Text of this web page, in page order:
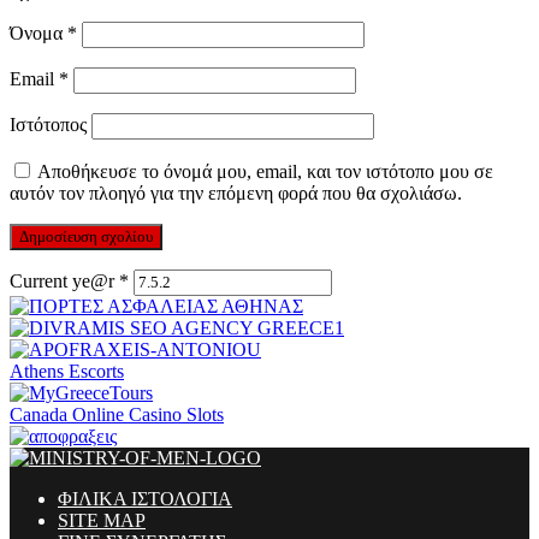
Όνομα *
Email *
Ιστότοπος
Αποθήκευσε το όνομά μου, email, και τον ιστότοπο μου σε
αυτόν τον πλοηγό για την επόμενη φορά που θα σχολιάσω.
Current ye@r *
Athens Escorts
Canada Online Casino Slots
ΦΙΛΙΚΑ ΙΣΤΟΛΟΓΙΑ
SITE MAP